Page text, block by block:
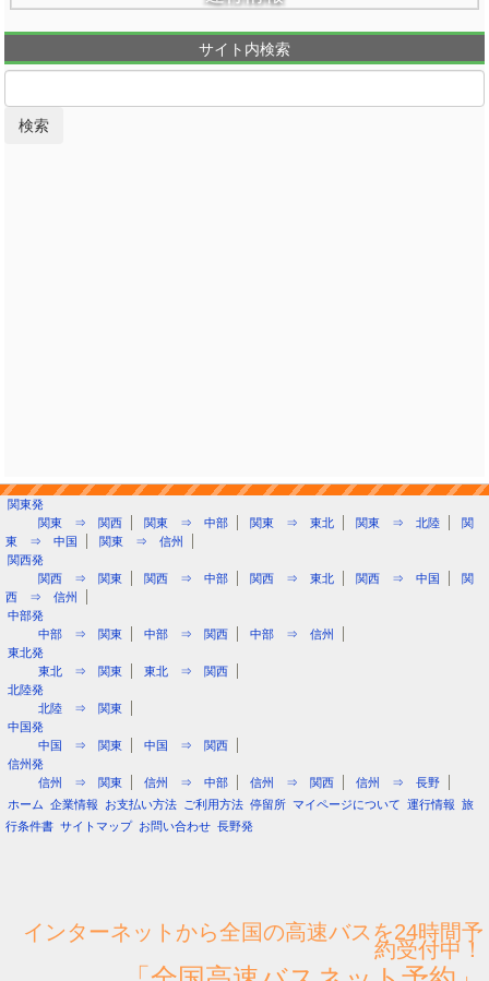
サイト内検索
関東発
関東 ⇒ 関西
関東 ⇒ 中部 関東 ⇒ 東北 関東 ⇒ 北陸
関
東 ⇒ 中国
関東 ⇒ 信州
関西発
関西 ⇒ 関東
関西 ⇒ 中部 関西 ⇒ 東北 関西 ⇒ 中国
関
西 ⇒ 信州
中部発
中部 ⇒ 関東
中部 ⇒ 関西
中部 ⇒ 信州
東北発
東北 ⇒ 関東
東北 ⇒ 関西
北陸発
北陸 ⇒ 関東
中国発
中国 ⇒ 関東
中国 ⇒ 関西
信州発
信州 ⇒ 関東
信州 ⇒ 中部 信州 ⇒ 関西
信州 ⇒ 長野
ホーム 企業情報 お支払い方法 ご利用方法 停留所 マイページについて 運行情報 旅
行条件書 サイトマップ お問い合わせ 長野発
インターネットから全国の高速バスを24時間予
約受付中！